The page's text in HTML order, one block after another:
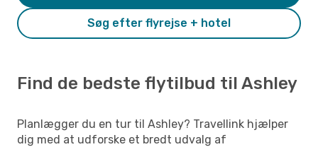
Søg efter flyrejse + hotel
Find de bedste flytilbud til Ashley
Planlægger du en tur til Ashley? Travellink hjælper
dig med at udforske et bredt udvalg af